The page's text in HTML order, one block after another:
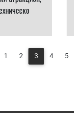
1 2 3 4 5